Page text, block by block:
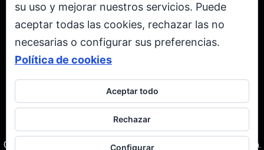
su uso y mejorar nuestros servicios. Puede
aceptar todas las cookies, rechazar las no
necesarias o configurar sus preferencias.
Política de cookies
Aceptar todo
Rechazar
Configurar
X
Todos los derechos reservados. © Copyright 2001 - 2026.
Corporación Televen C.A. RIF: J-00237616-3. Caracas | Venezuela.